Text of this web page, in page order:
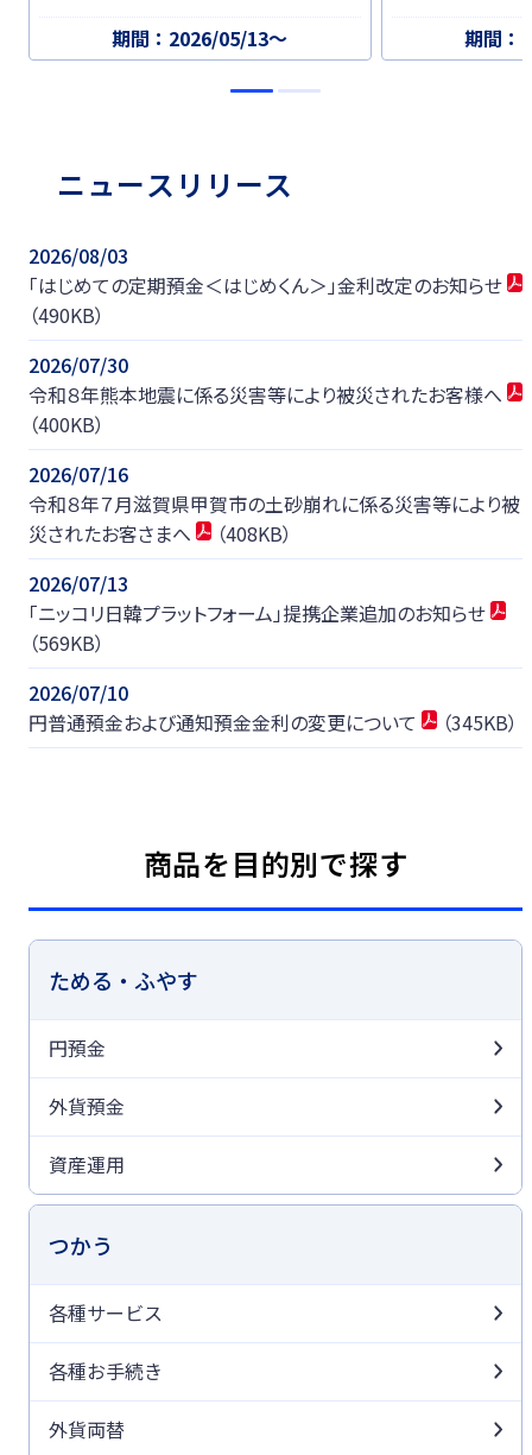
期間：2026/05/13〜
期間：
ニュースリリース
2026/08/03
「はじめての定期預金＜はじめくん＞」金利改定のお知らせ
（490KB）
2026/07/30
令和８年熊本地震に係る災害等により被災されたお客様へ
（400KB）
2026/07/16
令和８年７月滋賀県甲賀市の土砂崩れに係る災害等により被
災されたお客さまへ
（408KB）
2026/07/13
「ニッコリ日韓プラットフォーム」提携企業追加のお知らせ
（569KB）
2026/07/10
円普通預金および通知預金金利の変更について
（345KB）
商品を目的別で探す
ためる・ふやす
円預金
外貨預金
資産運用
つかう
各種サービス
各種お手続き
外貨両替